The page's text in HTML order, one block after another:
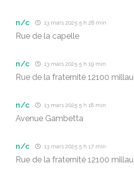
n/c 13 mars 2025 5 h 28 min
Rue de la capelle
n/c 13 mars 2025 5 h 19 min
Rue de la fraternité 12100 millau
n/c 13 mars 2025 5 h 18 min
Avenue Gambetta
n/c 13 mars 2025 5 h 17 min
Rue de la fraternité 12100 millau